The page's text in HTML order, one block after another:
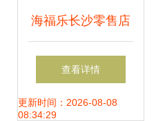
海福乐长沙零售店
盛大开业，五金零
售新体验正式开启
查看详情
更新时间：2026-08-08
08:34:29